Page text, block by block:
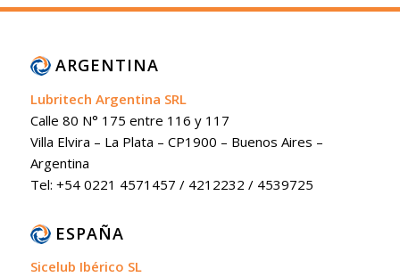
ARGENTINA
Lubritech Argentina SRL
Calle 80 N° 175 entre 116 y 117
Villa Elvira – La Plata – CP1900 – Buenos Aires –
Argentina
Tel: +54 0221 4571457 / 4212232 / 4539725
ESPAÑA
Sicelub Ibérico SL